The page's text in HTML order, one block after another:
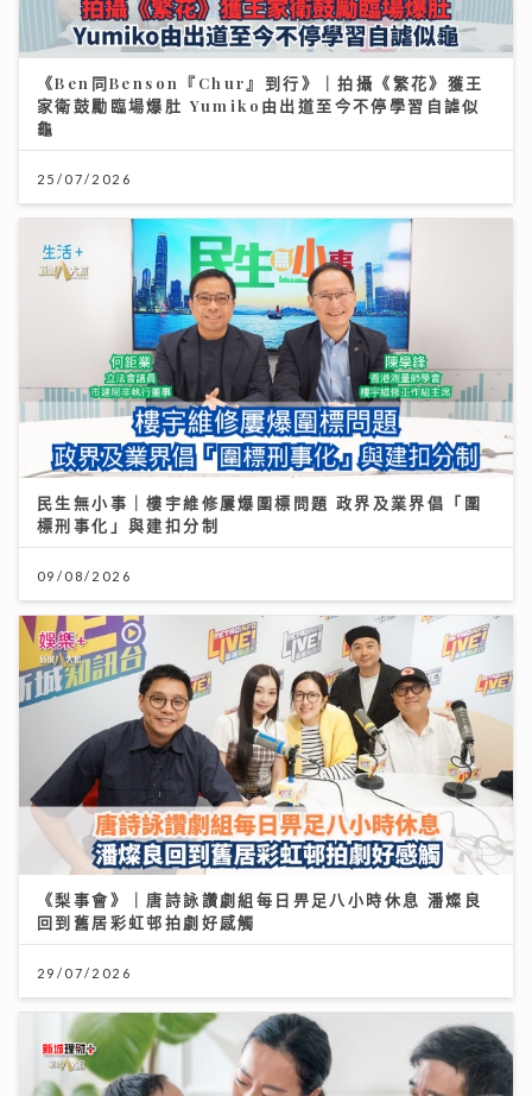
《Ben同Benson『Chur』到行》｜拍攝《繁花》獲王
家衛鼓勵臨場爆肚 Yumiko由出道至今不停學習自謔似
龜
25/07/2026
民生無小事｜樓宇維修屢爆圍標問題 政界及業界倡「圍
標刑事化」與建扣分制
09/08/2026
《梨事會》｜唐詩詠讚劇組每日畀足八小時休息 潘燦良
回到舊居彩虹邨拍劇好感觸
29/07/2026